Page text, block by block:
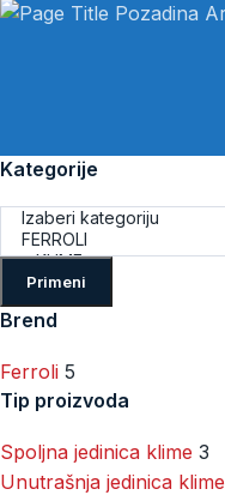
Kategorije
Primeni
Brend
Ferroli 5
Tip proizvoda
Spoljna jedinica klime 3
Unutrašnja jedinica klime